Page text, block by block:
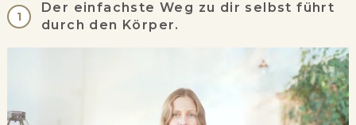
1
Der einfachste Weg zu dir selbst führt
durch den Körper.